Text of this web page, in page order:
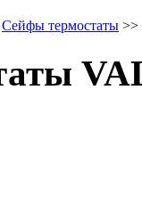
Сейфы термостаты >>